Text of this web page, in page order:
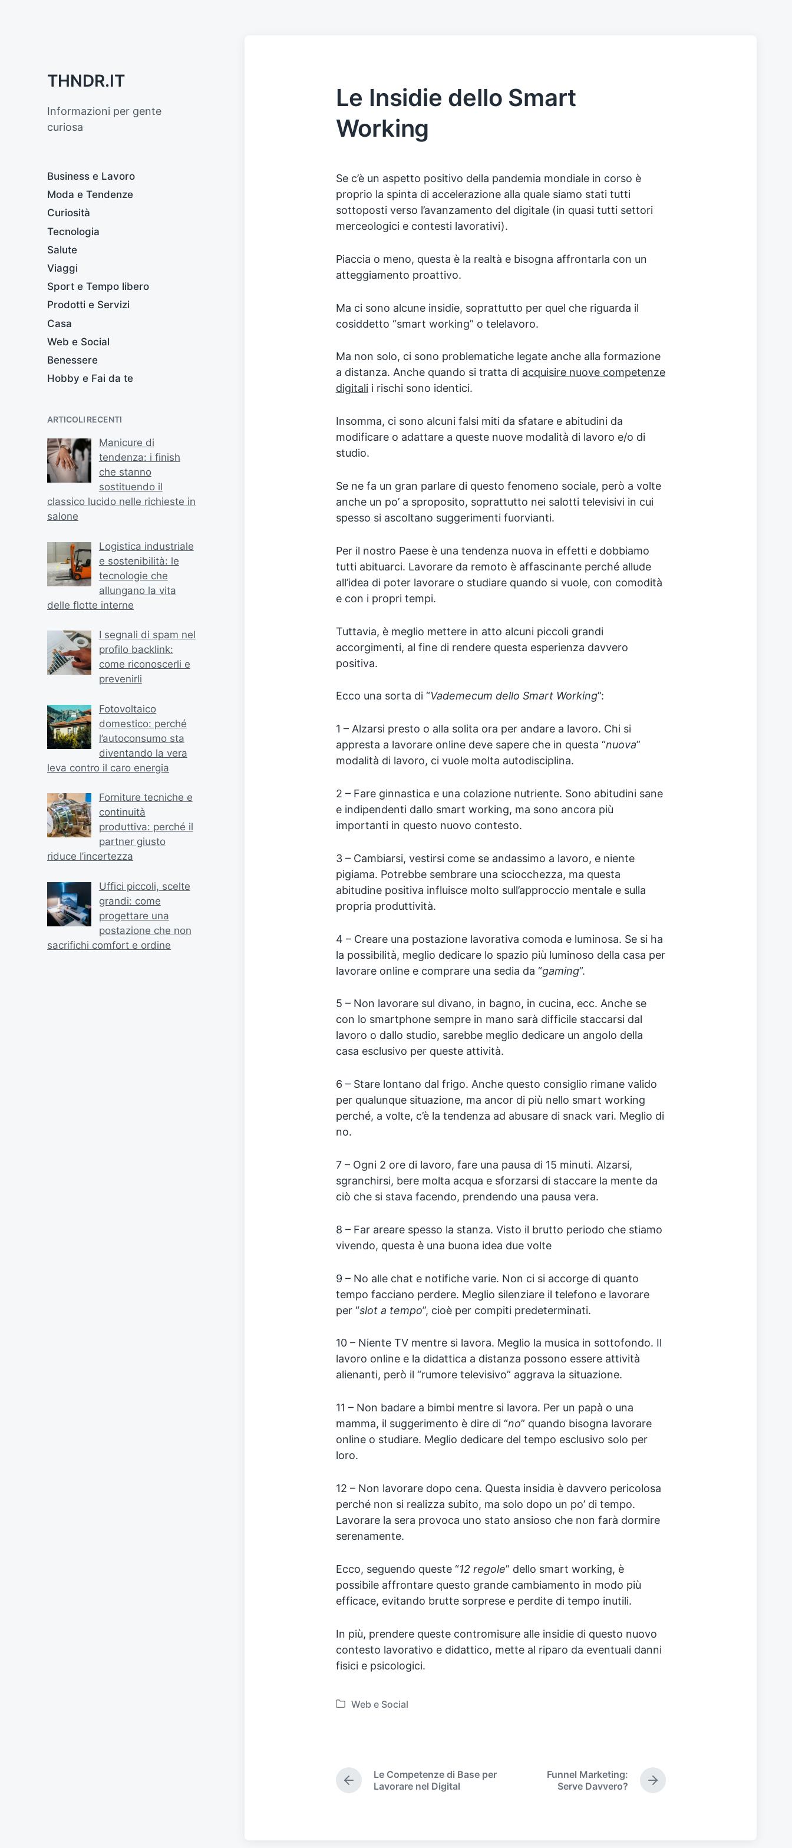
THNDR.IT
Informazioni per gente
curiosa
Business e Lavoro
Moda e Tendenze
Curiosità
Tecnologia
Salute
Viaggi
Sport e Tempo libero
Prodotti e Servizi
Casa
Web e Social
Benessere
Hobby e Fai da te
ARTICOLI RECENTI
Manicure di
tendenza: i finish
che stanno
sostituendo il
classico lucido nelle richieste in
salone
Logistica industriale
e sostenibilità: le
tecnologie che
allungano la vita
delle flotte interne
I segnali di spam nel
profilo backlink:
come riconoscerli e
prevenirli
Fotovoltaico
domestico: perché
l’autoconsumo sta
diventando la vera
leva contro il caro energia
Forniture tecniche e
continuità
produttiva: perché il
partner giusto
riduce l’incertezza
Uffici piccoli, scelte
grandi: come
progettare una
postazione che non
sacrifichi comfort e ordine
Le Insidie dello Smart
Working
Se c’è un aspetto positivo della pandemia mondiale in corso è
proprio la spinta di accelerazione alla quale siamo stati tutti
sottoposti verso l’avanzamento del digitale (in quasi tutti settori
merceologici e contesti lavorativi).
Piaccia o meno, questa è la realtà e bisogna affrontarla con un
atteggiamento proattivo.
Ma ci sono alcune insidie, soprattutto per quel che riguarda il
cosiddetto “smart working” o telelavoro.
Ma non solo, ci sono problematiche legate anche alla formazione
a distanza. Anche quando si tratta di acquisire nuove competenze
digitalii rischi sono identici.
Insomma, ci sono alcuni falsi miti da sfatare e abitudini da
modificare o adattare a queste nuove modalità di lavoro e/o di
studio.
Se ne fa un gran parlare di questo fenomeno sociale, però a volte
anche un po’ a sproposito, soprattutto nei salotti televisivi in cui
spesso si ascoltano suggerimenti fuorvianti.
Per il nostro Paese è una tendenza nuova in effetti e dobbiamo
tutti abituarci. Lavorare da remoto è affascinante perché allude
all’idea di poter lavorare o studiare quando si vuole, con comodità
e con i propri tempi.
Tuttavia, è meglio mettere in atto alcuni piccoli grandi
accorgimenti, al fine di rendere questa esperienza davvero
positiva.
Ecco una sorta di “Vademecum dello Smart Working”:⁣⁣⁣
1 – Alzarsi presto o alla solita ora per andare a lavoro. Chi si
appresta a lavorare online deve sapere che in questa “nuova”
modalità di lavoro, ci vuole molta autodisciplina.
2 – Fare ginnastica e una colazione nutriente.⁣⁣ Sono abitudini sane
e indipendenti dallo smart working, ma sono ancora più
importanti in questo nuovo contesto.
3 – Cambiarsi, vestirsi come se andassimo a lavoro, e niente
pigiama. Potrebbe sembrare una sciocchezza, ma questa
abitudine positiva influisce molto sull’approccio mentale e sulla
propria produttività.
4 – Creare una postazione lavorativa comoda e luminosa. Se si ha
la possibilità, meglio dedicare lo spazio più luminoso della casa per
lavorare online e comprare una sedia da “gaming”.
5 – Non lavorare sul divano, in bagno, in cucina, ecc. Anche se
con lo smartphone sempre in mano sarà difficile staccarsi dal
lavoro o dallo studio, sarebbe meglio dedicare un angolo della
casa esclusivo per queste attività.
6 – Stare lontano dal frigo. Anche questo consiglio rimane valido
per qualunque situazione, ma ancor di più nello smart working
perché, a volte, c’è la tendenza ad abusare di snack vari. Meglio di
no.
7 – Ogni 2 ore di lavoro, fare una pausa di 15 minuti. Alzarsi,
sgranchirsi, bere molta acqua e sforzarsi di staccare la mente da
ciò che si stava facendo, prendendo una pausa vera.
8 – Far areare spesso la stanza.⁣⁣⁣ Visto il brutto periodo che stiamo
vivendo, questa è una buona idea due volte
9 – No alle chat e notifiche varie. Non ci si accorge di quanto
tempo facciano perdere. Meglio silenziare il telefono e lavorare
per “slot a tempo”, cioè per compiti predeterminati.
10 – Niente TV mentre si lavora. Meglio la musica in sottofondo.⁣⁣⁣ Il
lavoro online e la didattica a distanza possono essere attività
alienanti, però il “rumore televisivo” aggrava la situazione.
11 – Non badare a bimbi mentre si lavora. Per un papà o una
mamma, il suggerimento è dire di “no” quando bisogna lavorare
online o studiare. Meglio dedicare del tempo esclusivo solo per
loro.⁣⁣⁣
12 – Non lavorare dopo cena. Questa insidia è davvero pericolosa
perché non si realizza subito, ma solo dopo un po’ di tempo.
Lavorare la sera provoca uno stato ansioso che non farà dormire
serenamente.
Ecco, seguendo queste “12 regole” dello smart working, è
possibile affrontare questo grande cambiamento in modo più
efficace, evitando brutte sorprese e perdite di tempo inutili.
In più, prendere queste contromisure alle insidie di questo nuovo
contesto lavorativo e didattico, mette al riparo da eventuali danni
fisici e psicologici.
P
d
Web e Social
P
r
Le Competenze di Base per
Lavorare nel Digital
N
e
Funnel Marketing:
Serve Davvero?